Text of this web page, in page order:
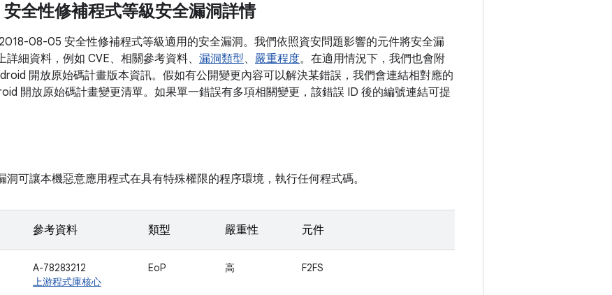
全性修補程式等級安全漏洞詳情
08-05 安全性修補程式等級適用的安全漏洞。我們依照資安問題影響的元件將安全漏
細資料，例如 CVE、相關參考資料、 漏洞類型、 嚴重程度。在適用情況下，我們也會附
開放原始碼計畫版本資訊。假如有公開變更內容可以解決某錯誤，我們會連結相對應的
開放原始碼計畫變更清單。如果單一錯誤有多項相關變更，該錯誤 ID 後的編號連結可提
洞可讓本機惡意應用程式在具有特殊權限的程序環境，執行任何程式碼。
參考資料 類型 嚴重性 元件
A-78283212
上游程式庫核心
EoP 高 F2FS